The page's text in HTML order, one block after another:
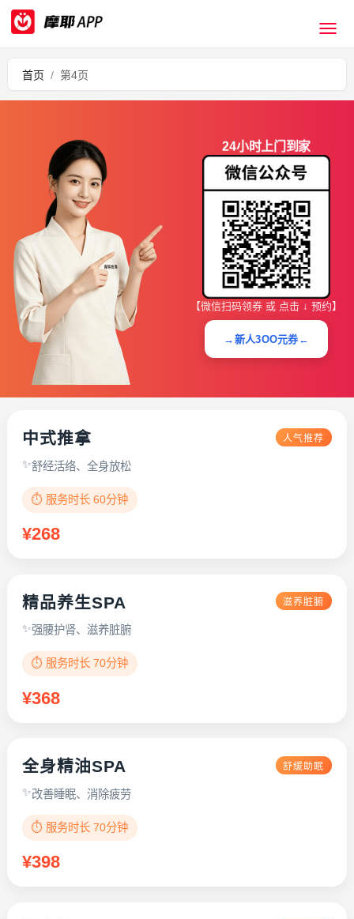
首页 / 第4页
24小时上门到家
【微信扫码领券 或 点击 ↓ 预约】
→新人3OO元券←
中式推拿 人气推荐
舒经活络、全身放松
⏱️ 服务时长 60分钟
¥268
精品养生SPA 滋养脏腑
强腰护肾、滋养脏腑
⏱️ 服务时长 70分钟
¥368
全身精油SPA 舒缓助眠
改善睡眠、消除疲劳
⏱️ 服务时长 70分钟
¥398